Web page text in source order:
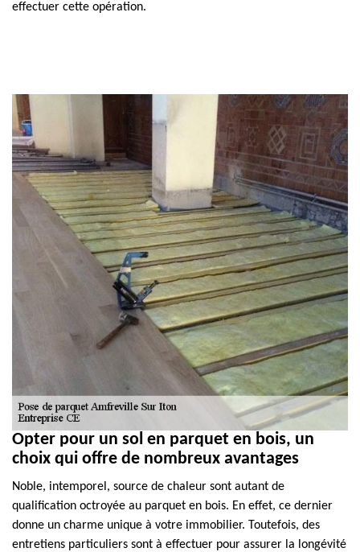
effectuer cette opération.
Opter pour un sol en parquet en bois, un
choix qui offre de nombreux avantages
Noble, intemporel, source de chaleur sont autant de
qualification octroyée au parquet en bois. En effet, ce dernier
donne un charme unique à votre immobilier. Toutefois, des
entretiens particuliers sont à effectuer pour assurer la longévité